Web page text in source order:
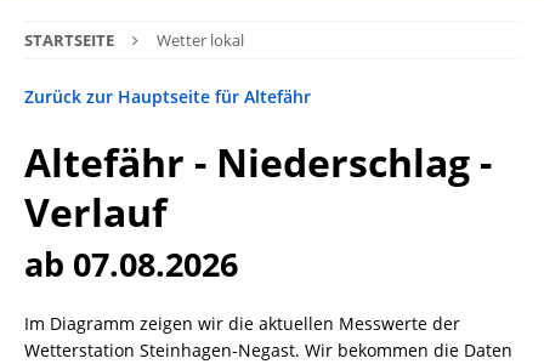
STARTSEITE Wetter lokal
Zurück zur Hauptseite für Altefähr
Altefähr - Niederschlag -
Verlauf
ab 07.08.2026
Im Diagramm zeigen wir die aktuellen Messwerte der
Wetterstation Steinhagen-Negast. Wir bekommen die Daten